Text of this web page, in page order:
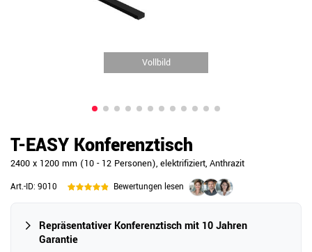
Vollbild
T-EASY Konferenztisch
2400 x 1200 mm (10 - 12 Personen), elektrifiziert, Anthrazit
Art.-ID: 9010 Bewertungen lesen
Repräsentativer Konferenztisch mit 10 Jahren
Garantie